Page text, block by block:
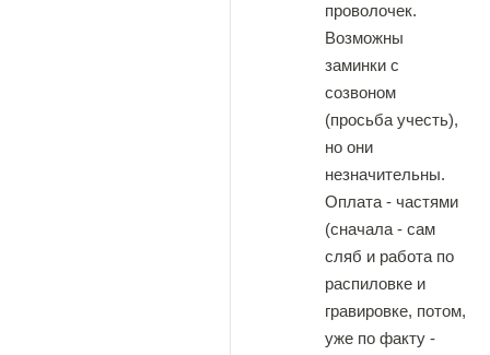
проволочек.
Возможны
заминки с
созвоном
(просьба учесть),
но они
незначительны.
Оплата - частями
(сначала - сам
сляб и работа по
распиловке и
гравировке, потом,
уже по факту -